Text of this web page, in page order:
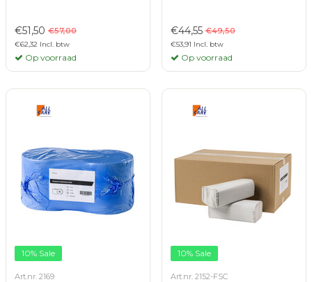
€51,50 €57,00
€62,32 Incl. btw
Op voorraad
€44,55 €49,50
€53,91 Incl. btw
Op voorraad
10% Sale
Art.nr. 2169
10% Sale
Art.nr. 2152-FSC